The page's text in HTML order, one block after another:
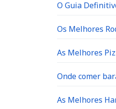
O Guia
Os Melhores
As Melhores
Onde comer
As Melhores